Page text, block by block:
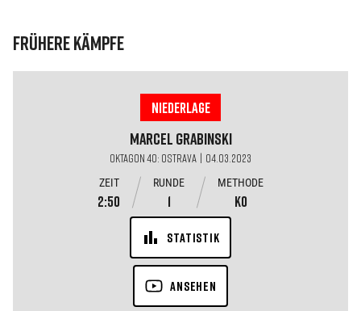
FRÜHERE KÄMPFE
NIEDERLAGE
Marcel Grabinski
OKTAGON 40: OSTRAVA | 04.03.2023
ZEIT
2:50
RUNDE
1
METHODE
KO
STATISTIK
ANSEHEN